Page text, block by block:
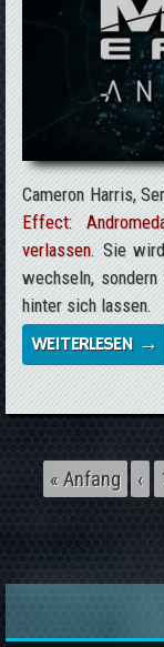
Cameron Harris,
Effect:
verlassen. Sie
wechseln,
hinter sich lassen.
WEITERLESEN →
Seiten« Anfang ‹